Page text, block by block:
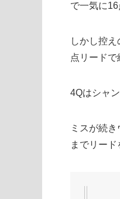
で一気に
しかし控
点リードで
4Qはシャ
ミスが続
までリー